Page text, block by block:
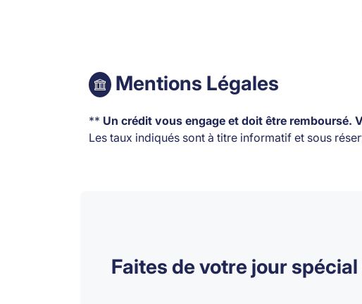
Mentions Légales
** Un crédit vous engage et doit être remboursé.
Les taux indiqués sont à titre informatif et sous
Faites de votre jour